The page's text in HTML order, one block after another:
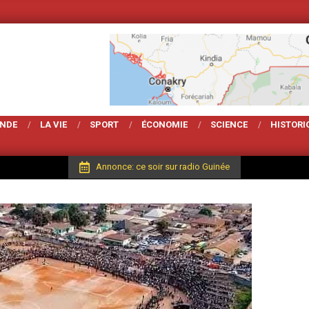
Votre Magarzine
LA VIE SPORT ÉCONOMIE SCIENCE
Annonce: ce soir sur radio Guinée